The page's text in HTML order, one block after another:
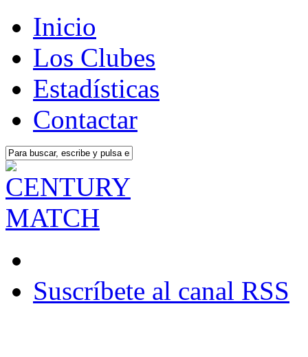
Inicio
Los Clubes
Estadísticas
Contactar
Suscríbete al canal RSS